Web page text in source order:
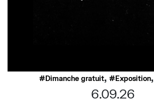
Dimanche gratuit, Exposition,
6.09.26